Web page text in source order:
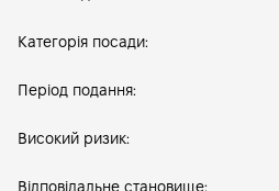
Категорія посади:
Період подання:
Високий ризик:
Відповідальне становище: